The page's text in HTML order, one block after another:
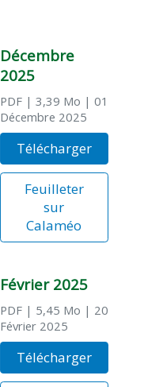
Décembre
2025
PDF| 3,39 Mo | 01
Décembre 2025
Télécharger
Feuilleter
sur
Calaméo
Février 2025
PDF| 5,45 Mo | 20
Février 2025
Télécharger